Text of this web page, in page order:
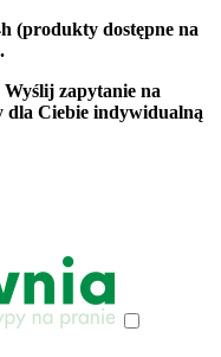
(produkty dostępne na
zapytanie na
Ciebie indywidualną